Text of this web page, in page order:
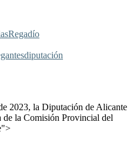
Regadío
diputación
2023, la Diputación de Alicante
de la Comisión Provincial del